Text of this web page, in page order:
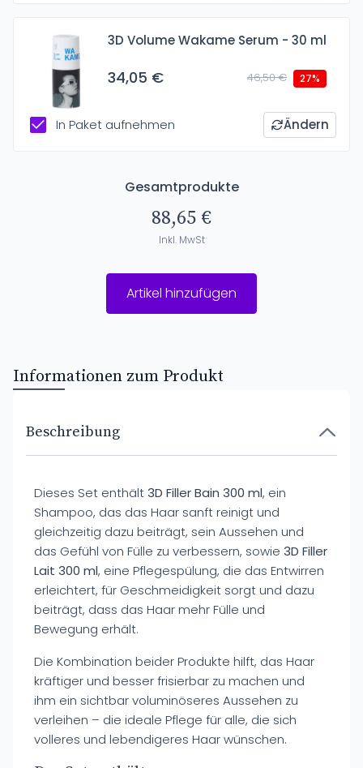
3D Volume Wakame Serum - 30 ml
34,05 € 46,50 € 27%
In Paket aufnehmen Ändern
Gesamtprodukte
88,65 €
Inkl. MwSt
Artikel hinzufügen
Informationen zum Produkt
Beschreibung
Dieses Set enthält3D Filler Bain 300 ml, ein
Shampoo, das das Haar sanft reinigt und
gleichzeitig dazu beiträgt, sein Aussehen und
das Gefühl von Fülle zu verbessern, sowie 3D Filler
Lait 300 ml, eine Pflegespülung, die das Entwirren
erleichtert, für Geschmeidigkeit sorgt und dazu
beiträgt, dass das Haar mehr Fülle und
Bewegung erhält.
Die Kombination beider Produkte hilft, das Haar
kräftiger und besser frisierbar zu machen und
ihm ein sichtbar voluminöseres Aussehen zu
verleihen – die ideale Pflege für alle, die sich
volleres und lebendigeres Haar wünschen.